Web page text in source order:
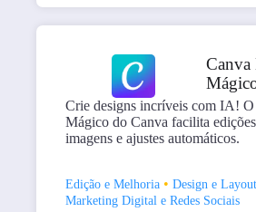
Canva
Crie designs incríveis com IA!
Mágico do Canva facilita
imagens e ajustes automáticos.
Edição e Melhoria • Design e Layout
Marketing Digital e Redes Sociais